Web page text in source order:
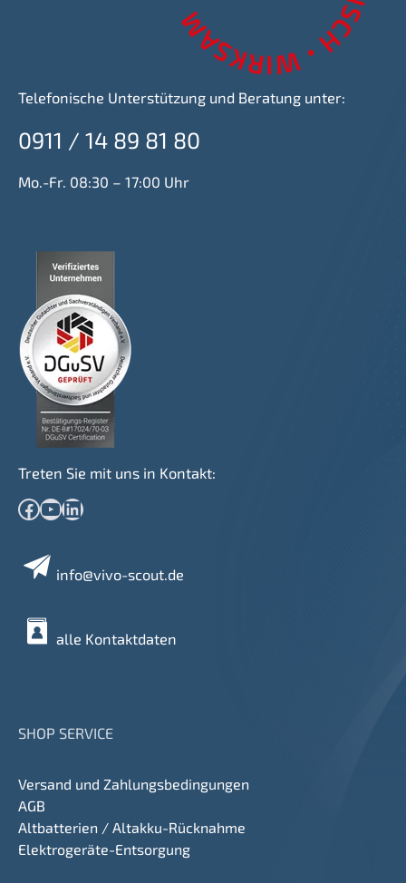
Telefonische Unterstützung und Beratung unter:
0911 / 14 89 81 80
Mo.-Fr. 08:30 – 17:00 Uhr
Treten Sie mit uns in Kontakt:
Facebook YouTube LinkedIn
info@vivo-scout.de
alle Kontaktdaten
SHOP SERVICE
Versand und Zahlungsbedingungen
AGB
Altbatterien / Altakku-Rücknahme
Elektrogeräte-Entsorgung